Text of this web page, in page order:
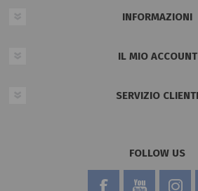
INFORMAZIONI
IL MIO ACCOUNT
SERVIZIO CLIENTI
FOLLOW US